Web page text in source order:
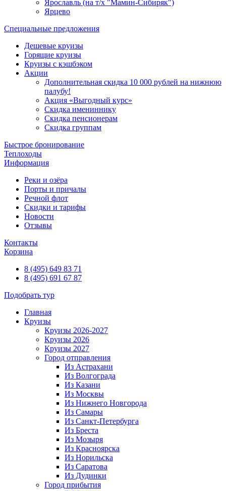
Ярославль (на т/х "Мамин-Сибиряк")
Ярцево
Специальные предложения
Дешевые круизы
Горящие круизы
Круизы с кэшбэком
Акции
Дополнительная скидка 10 000 рублей на нижнюю
палубу!
Акция «Выгодный курс»
Скидка имениннику
Скидка пенсионерам
Скидка группам
Быстрое бронирование
Теплоходы
Информация
Реки и озёра
Порты и причалы
Речной флот
Скидки и тарифы
Новости
Отзывы
Контакты
Корзина
8 (495) 649 83 71
8 (495) 691 67 87
Подобрать тур
Главная
Круизы
Круизы 2026-2027
Круизы 2026
Круизы 2027
Город отправления
Из Астрахани
Из Волгограда
Из Казани
Из Москвы
Из Нижнего Новгорода
Из Самары
Из Санкт-Петербурга
Из Бреста
Из Мозыря
Из Красноярска
Из Норильска
Из Саратова
Из Дудинки
Город прибытия